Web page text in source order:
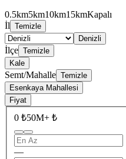
0.5km5km10km15kmKapalı
İl Temizle
Denizli
İlçe Temizle
Kale
Semt/Mahalle Temizle
Esenkaya Mahallesi
Fiyat
0 ₺50M+ ₺
—